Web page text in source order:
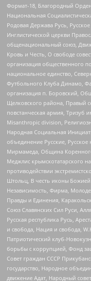
Формат-18, Благородный
Национальная
Родовая Держава Русь,
Инглистической церкви
общенациональный союз,
Кровь и Честь, О свободе
организация общественного
национальное единство,
Футбольного Клуба Динамо,
организация п. Боровский,
Щелковского района, Правый
повстанческая армия, Тризуб
Misanthropic division,
Народная Социальная
объединение Русские,
Мирмамеда, Община
Меджлис крымскотатарского
противодействии
Штольц, В честь иконы
Независимость, Фирма,
Правды и Единения,
Союз Славянских Сил Руси,
Русская республика Русь,
и свобода, Нация и свобода,
Патриотический клуб-
борьбы с коррупцией, Фонд
Совет граждан СССР
государство, Народное
движение Адат, Народный